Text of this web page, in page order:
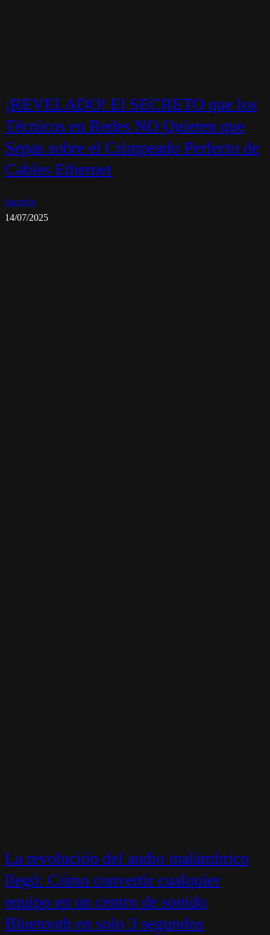
¡REVELADO! El SECRETO que los
Técnicos en Redes NO Quieren que
Sepas sobre el Crimpeado Perfecto de
Cables Ethernet
dacstyle
14/07/2025
La revolución del audio inalámbrico
llegó: Cómo convertir cualquier
equipo en un centro de sonido
Bluetooth en solo 3 segundos